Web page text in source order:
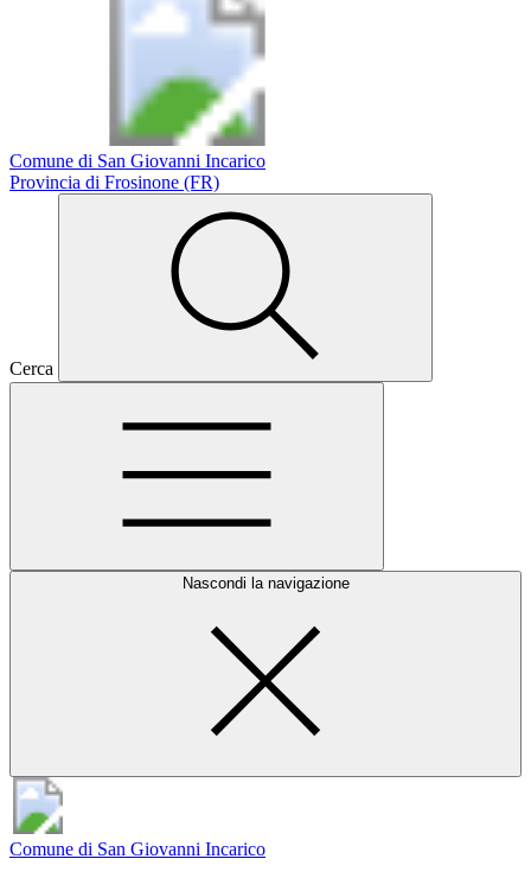
Comune di San Giovanni Incarico
Provincia di Frosinone (FR)
Cerca
Nascondi la navigazione
Comune di San Giovanni Incarico